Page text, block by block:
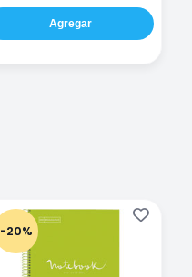
Agregar
-20%